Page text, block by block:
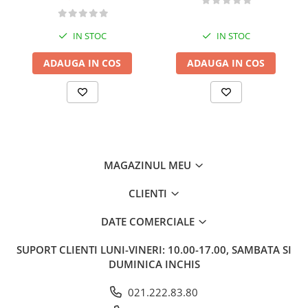
Memorii si jurnale
Moderna, contemporana
Poezie, teatru
Publicistica, eseu
Science Fiction
Arte si tehnici culinare
IN STOC
ADAUGA IN COS
IN STOC
ADAUGA IN COS
MAGAZINUL MEU
CLIENTI
DATE COMERCIALE
SUPORT CLIENTI LUNI-VINERI: 10.00-17.00, SAMBATA SI
DUMINICA INCHIS
021.222.83.80